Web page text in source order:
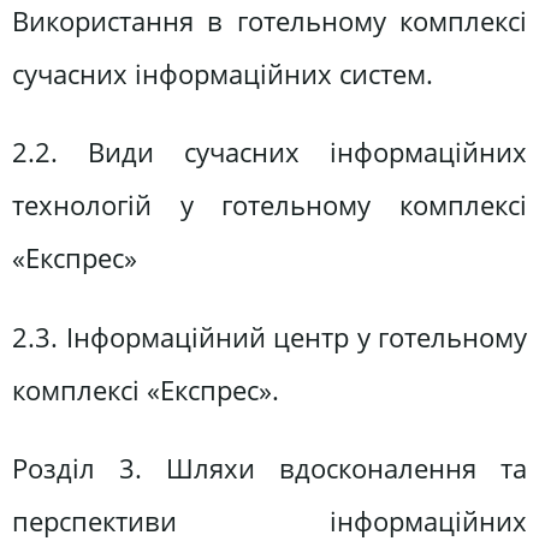
Використання в готельному комплексі
сучасних інформаційних систем.
2.2. Види сучасних інформаційних
технологій у готельному комплексі
«Експрес»
2.3. Інформаційний центр у готельному
комплексі «Експрес».
Розділ 3. Шляхи вдосконалення та
перспективи інформаційних